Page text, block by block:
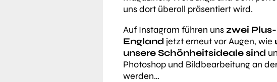
uns dort überall präsentiert wird.
Auf Instagram führen uns zwei
England jetzt erneut vor Augen, wie
unsere Schönheitsideale sind
Photoshop und Bildbearbeitung an
werden…